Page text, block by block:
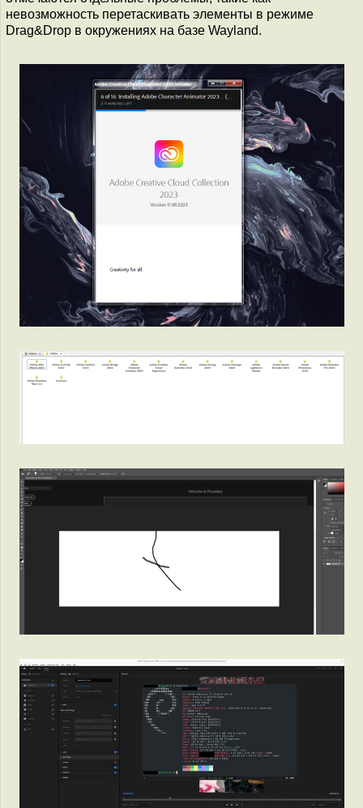
невозможность перетаскивать элементы в режиме
Drag&Drop в окружениях на базе Wayland.